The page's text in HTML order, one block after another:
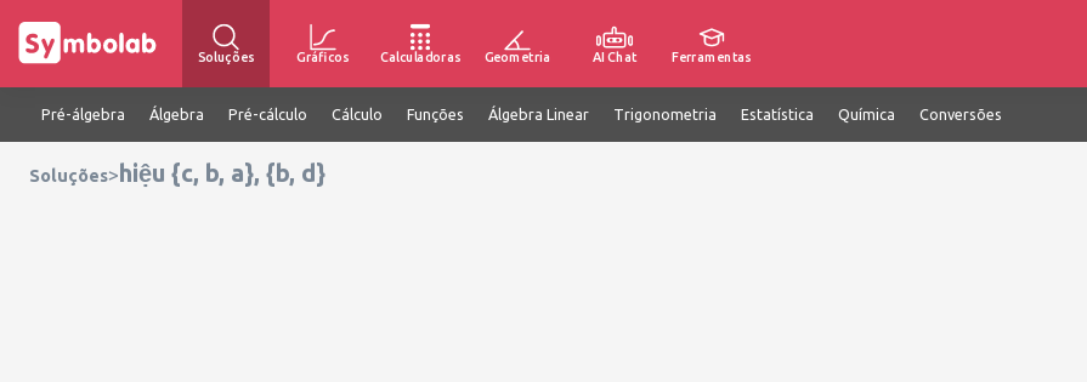
Soluções Gráficos Calculadoras Geometria AI Chat Ferramentas
Pré-álgebra Álgebra Pré-cálculo Cálculo Funções Álgebra Linear Trigonometria Estatística Química Conversões
Soluções>hiệu {c, b, a}, {b, d}